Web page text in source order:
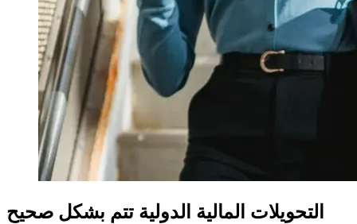
التحويلات المالية الدولية تتم بشكل صحيح